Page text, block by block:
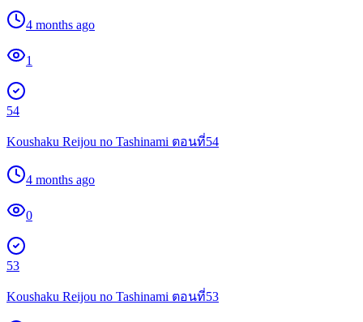
4 months ago
1
54
Koushaku Reijou no Tashinami ตอนที่54
4 months ago
0
53
Koushaku Reijou no Tashinami ตอนที่53